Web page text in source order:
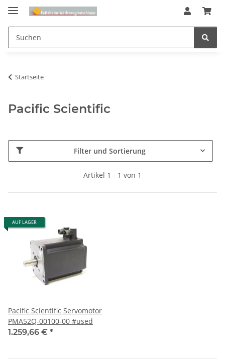
Startseite
Pacific Scientific
Filter und Sortierung
Artikel 1 - 1 von 1
AUF LAGER
Pacific Scientific Servomotor
PMA52Q-00100-00 #used
1.259,66 € *